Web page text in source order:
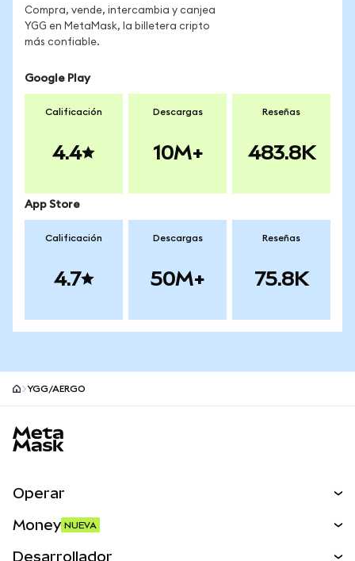
Compra, vende, intercambia y canjea
YGG en MetaMask, la billetera cripto
más confiable.
Google Play
Calificación
4.4
Descargas
10M+
Reseñas
483.8K
App Store
Calificación
4.7
Descargas
50M+
Reseñas
75.8K
YGG/AERGO
Operar
Money NUEVA
Desarrollador